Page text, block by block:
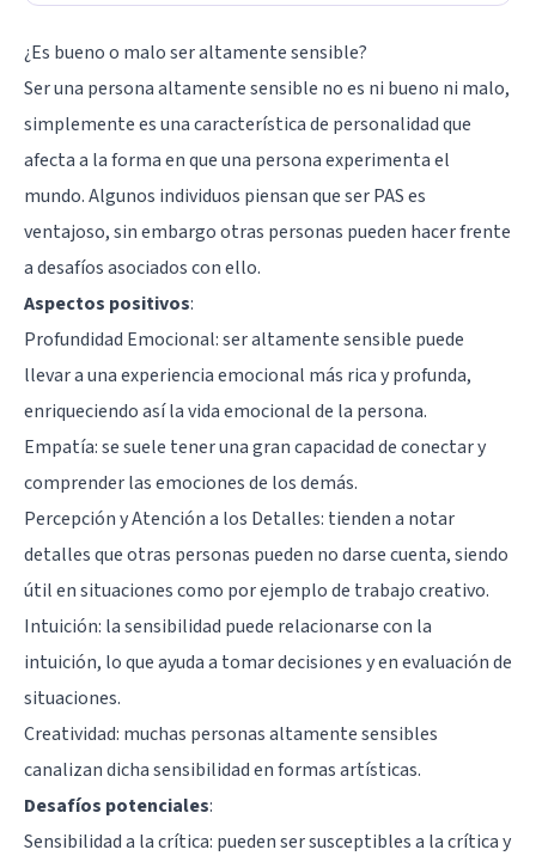
¿Es bueno o malo ser altamente sensible?
Ser una persona altamente sensible no es ni bueno ni malo,
simplemente es una característica de personalidad que
afecta a la forma en que una persona experimenta el
mundo. Algunos individuos piensan que ser PAS es
ventajoso, sin embargo otras personas pueden hacer frente
a desafíos asociados con ello.
Aspectos positivos:
Profundidad Emocional: ser altamente sensible puede
llevar a una experiencia emocional más rica y profunda,
enriqueciendo así la vida emocional de la persona.
Empatía: se suele tener una gran capacidad de conectar y
comprender las emociones de los demás.
Percepción y Atención a los Detalles: tienden a notar
detalles que otras personas pueden no darse cuenta, siendo
útil en situaciones como por ejemplo de trabajo creativo.
Intuición: la sensibilidad puede relacionarse con la
intuición, lo que ayuda a tomar decisiones y en evaluación de
situaciones.
Creatividad: muchas personas altamente sensibles
canalizan dicha sensibilidad en formas artísticas.
Desafíos potenciales:
Sensibilidad a la crítica: pueden ser susceptibles a la crítica y